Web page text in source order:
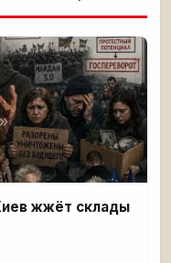
жжёт склады